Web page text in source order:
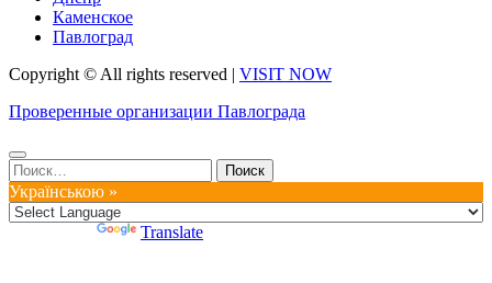
Каменское
Павлоград
Copyright © All rights reserved | VISIT NOW
Проверенные организации Павлограда
Найти:
Українською »
Translate